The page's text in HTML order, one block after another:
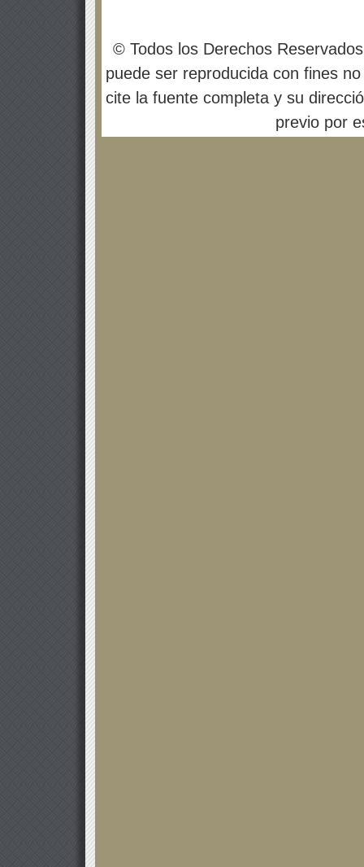
© Todos los Derechos
puede ser reproducida con fines
cite la fuente completa y su
previo por